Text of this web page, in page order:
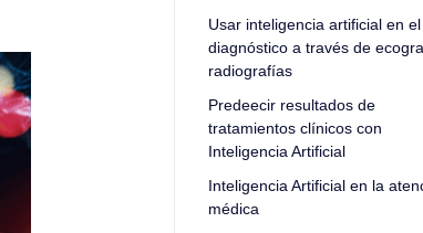
Usar inteligencia artificial en el
diagnóstico a través de
radiografías
Predeecir resultados de
tratamientos clínicos con
Inteligencia Artificial
Inteligencia Artificial en la
médica